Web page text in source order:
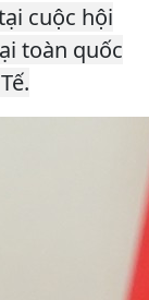
cuộc hội
toàn quốc